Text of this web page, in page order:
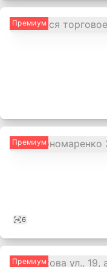
Премиум
6
Премиум
Премиум